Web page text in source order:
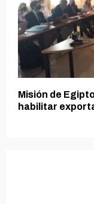
Misión de
habilitar